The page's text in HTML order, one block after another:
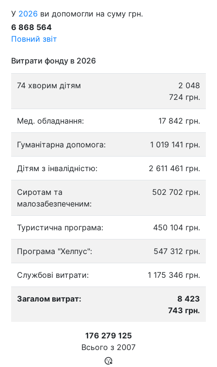
У 2026 ви допомогли на суму грн.
6 868 564
Повний звіт
Витрати фонду в 2026
74 хворим дітям
2 048
724 грн.
Мед. обладнання: 17 842 грн.
Гуманітарна допомога: 1 019 141 грн.
Дітям з інвалідністю: 2 611 461 грн.
Сиротам та
малозабезпеченим:
502 702 грн.
Туристична програма: 450 104 грн.
Програма "Хелпус": 547 312 грн.
Службові витрати: 1 175 346 грн.
Загалом витрат:
8 423
743 грн.
176 279 125
Всього з 2007